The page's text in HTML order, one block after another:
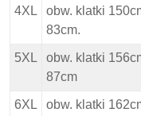
4XL
obw. klatki
83cm.
5XL
obw. klatki
87cm
6XL
obw. klatki